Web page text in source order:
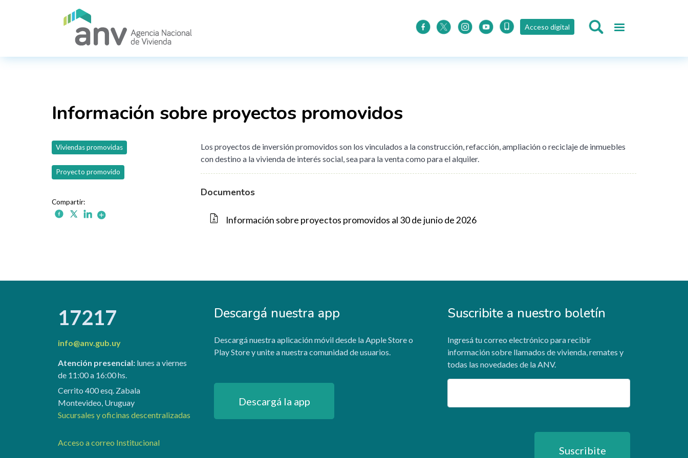
Acceso digital
Información sobre proyectos promovidos
Viviendas promovidas
Proyecto promovido
Los proyectos de inversión promovidos son los vinculados a la construcción, refacción, ampliación o reciclaje de inmuebles
con destino a la vivienda de interés social, sea para la venta como para el alquiler.
Documentos
Información sobre proyectos promovidos al 30 de junio de 2026
17217
info@anv.gub.uy
Atención presencial:lunes a viernes
de 11:00 a 16:00 hs.
Cerrito 400 esq. Zabala
Montevideo, Uruguay
Sucursales y oficinas descentralizadas
Acceso a correo Institucional
Descargá nuestra app
Descargá nuestra aplicación móvil desde la Apple Store o
Play Store y unite a nuestra comunidad de usuarios.
Descargá la app
Suscribite a nuestro boletín
Ingresá tu correo electrónico para recibir
información sobre llamados de vivienda, remates y
todas las novedades de la ANV.
Email
Suscribite